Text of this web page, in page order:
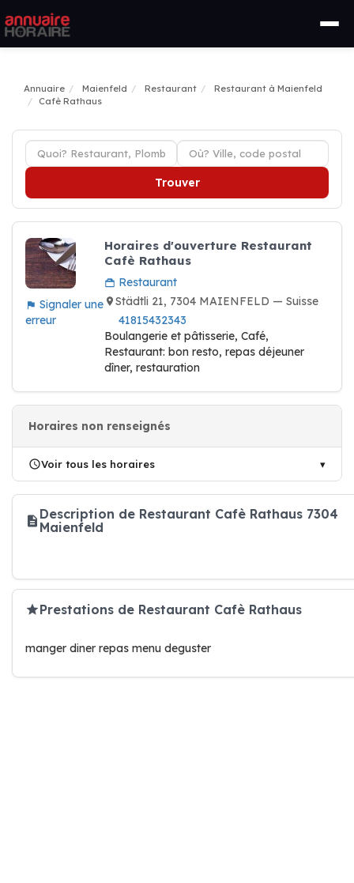
Annuaire Maienfeld Restaurant
Restaurant à Maienfeld
Cafè Rathaus
Trouver
Signaler une
erreur
Horaires d'ouverture Restaurant
Cafè Rathaus
Restaurant
Städtli 21, 7304 MAIENFELD — Suisse
41815432343
Boulangerie et pâtisserie, Café,
Restaurant: bon resto, repas déjeuner
dîner, restauration
Horaires non renseignés
Voir tous les horaires
Description de Restaurant Cafè Rathaus 7304
Maienfeld
Prestations de Restaurant Cafè Rathaus
manger diner repas menu deguster